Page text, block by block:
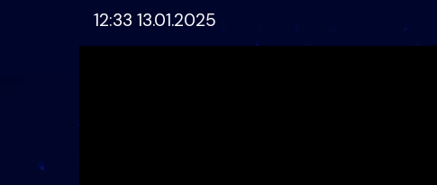
12:33 13.01.2025